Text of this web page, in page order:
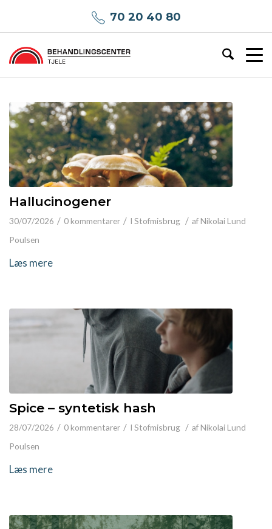
70 20 40 80
Hallucinogener
30/07/2026 / 0 kommentarer / I Stofmisbrug / af Nikolai Lund
Poulsen
Læs mere
Spice – syntetisk hash
28/07/2026 / 0 kommentarer / I Stofmisbrug / af Nikolai Lund
Poulsen
Læs mere